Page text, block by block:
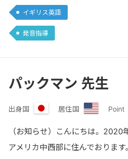
イギリス英語
発音指導
パックマン 先生
出身国
本
居住国
メ
カ
Point
（お知らせ）こんにちは。
アメリカ中西部に住んでおりま